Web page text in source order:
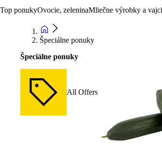
Top ponukyOvocie, zeleninaMliečne výrobky a
Špeciálne ponuky
Špeciálne ponuky
All Offers